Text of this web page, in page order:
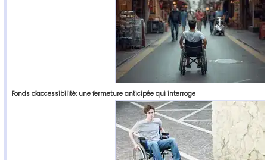
Fonds d'accessibilité: une fermeture anticipée qui interroge